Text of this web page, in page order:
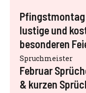
Pfingstmontag
lustige und
besonderen
Spruchmeister
Februar
& kurzen